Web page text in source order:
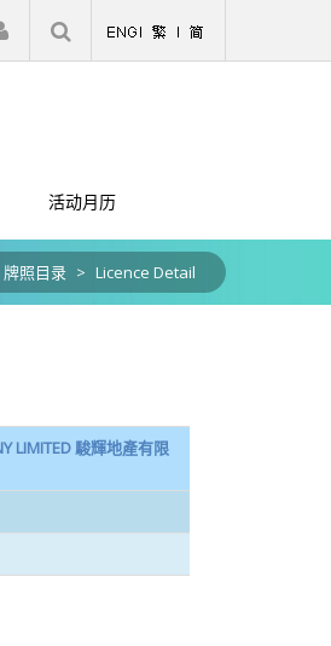
登入
活动月历
牌照目录 > Licence Detail
LIMITED 駿輝地產有限